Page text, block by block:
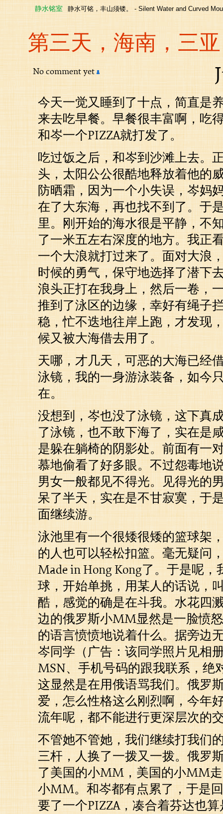
静水铭室 静水可铭，丰山须镂。 - Silent Water and Curved
第三天，海南，三
No comment yet
今天一觉又睡到了十点，简直是
来去吃早餐。早餐很丰富啊，吃
和岑一个PIZZA就打发了。
吃过饭之后，和岑到沙滩上去。
头，太阳公公很酷地释放着他的
防晒霜，因为一个小失误，岑妈
在了大东海，再也找不到了。于
里。刚开始的海水很是平静，不
了一米五左右深度的地方。我正
一个大浪就打过来了。面对大浪
时候的勇气，保守地选择了潜下
浪头正打在我身上，然后一卷，
推到了泳区的边缘，幸好有绳子
稳，忙不迭地往岸上跑，才发现
候又被大海借去用了。
天哪，才几天，可恶的大海已经
泳镜，我的一身游泳装备，如今
在。
没想到，岑也没了泳镜，这下真
了泳镜，也不敢下海了，实在是
是躲在躺椅的阴影处。前面有一
慕地偷看了好多眼。不过怨毒地
男女一般都见不得光。见得光的
呆了半天，实在是不甘寂寞，于
面继续游。
泳池里有一个很矮很矮的篮球架
的人也可以轻松扣篮。毫无疑问
Made in Hong Kong了。于是呢
球，开始单挑，用某人的话说，
酷，感觉的确是在斗我。水花四
边的俄罗斯小MM显然是一脸愤
的语言愤愤地说着什么。据旁边
岑同学（广告：该同学照片见相
MSN、手机号码的跟我联系，绝
这显然是在用俄语骂我们。俄罗
爱，怎么性格这么刚烈啊，今年
流年呢，都不能进行更深层次的
不管她不管她，我们继续打我们
三杆，人换了一拨又一拨。俄罗
了美国的小MM，美国的小MM
小MM。和岑都有点累了，于是
要了一个PIZZA，凑合着芬达也